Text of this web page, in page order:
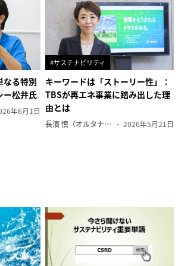
なる特別
ー松井氏
年6月1日
#サステナビリティ
キーワードは「ストーリー性」：
TBSが再エネ事業に踏み出した理
由とは
長濱 慎（オルタナ副編集長） 2026年5月21日